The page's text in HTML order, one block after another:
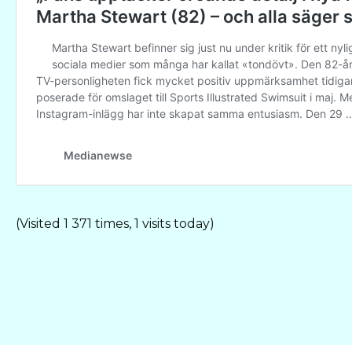
(Visited 1 371 times, 1 visits today)